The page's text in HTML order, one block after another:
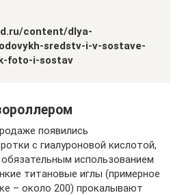
content/dlya-
sredstv-i-v-sostave-
foto-i-sostav
появились
с гиалуроновой кислотой,
использованием
титановые иглы (примерное
– около 200) прокалывают